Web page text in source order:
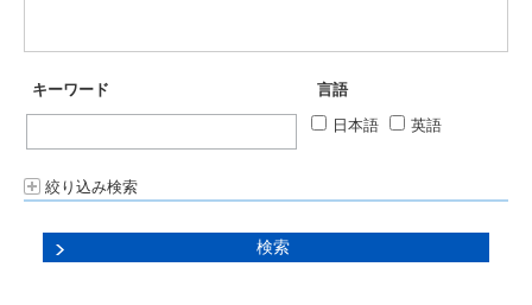
キーワード
言語
日本語
英語
絞り込み検索